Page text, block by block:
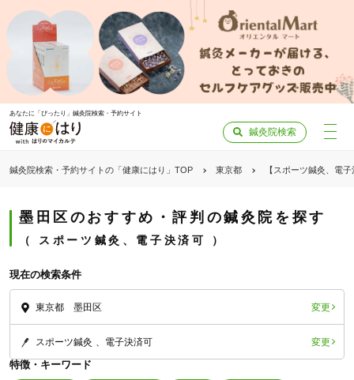
あなたに「ぴったり」鍼灸院検索・予約サイト
鍼灸院検索
鍼灸院検索・予約サイトの「健康にはり」TOP 東京都 【スポーツ鍼灸、電
墨田区のおすすめ・評判の鍼灸院を探す
スポーツ鍼灸、電子決済可
現在の検索条件
東京都 墨田区 変更
スポーツ鍼灸 電子決済可 変更
特徴・キーワード
「健康にはりを見た」